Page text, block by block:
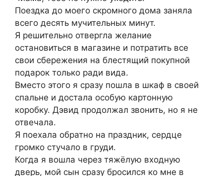
Поездка до моего скромного дома заняла
всего десять мучительных минут.
Я решительно отвергла желание
остановиться в магазине и потратить все
свои сбережения на блестящий покупной
подарок только ради вида.
Вместо этого я сразу пошла в шкаф в своей
спальне и достала особую картонную
коробку. Дэвид продолжал звонить, но я не
отвечала.
Я поехала обратно на праздник, сердце
громко стучало в груди.
Когда я вошла через тяжёлую входную
дверь, мой сын сразу бросился ко мне в